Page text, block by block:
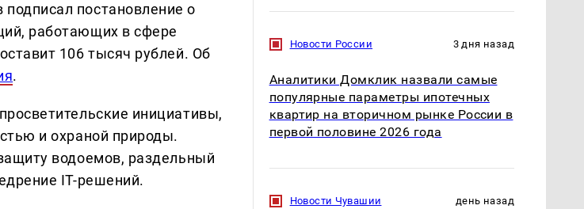
постановление о
работающих в сфере
106 тысяч рублей. Об
.
инициативы,
и охраной природы.
водоемов, раздельный
IT-решений.
Новости России 3 дня назад
Аналитики Домклик назвали самые
популярные параметры ипотечных
квартир на вторичном рынке России в
первой половине 2026 года
Новости Чувашии день назад